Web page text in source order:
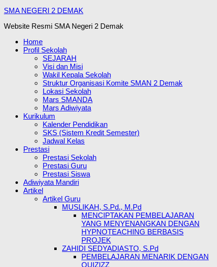
SMA NEGERI 2 DEMAK
Website Resmi SMA Negeri 2 Demak
Home
Profil Sekolah
SEJARAH
Visi dan Misi
Wakil Kepala Sekolah
Struktur Organisasi Komite SMAN 2 Demak
Lokasi Sekolah
Mars SMANDA
Mars Adiwiyata
Kurikulum
Kalender Pendidikan
SKS (Sistem Kredit Semester)
Jadwal Kelas
Prestasi
Prestasi Sekolah
Prestasi Guru
Prestasi Siswa
Adiwiyata Mandiri
Artikel
Artikel Guru
MUSLIKAH, S.Pd., M.Pd
MENCIPTAKAN PEMBELAJARAN
YANG MENYENANGKAN DENGAN
HYPNOTEACHING BERBASIS
PROJEK
ZAHIDI SEDYADIASTO, S.Pd
PEMBELAJARAN MENARIK DENGAN
QUIZIZZ